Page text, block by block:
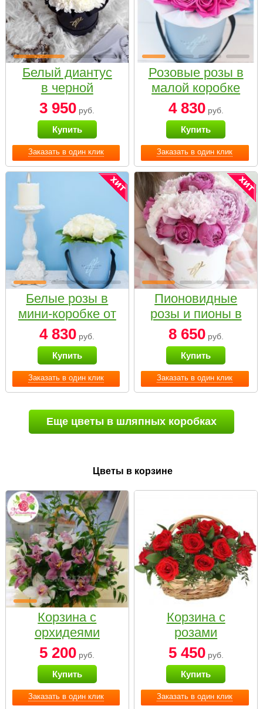
Заказать в один клик
Белый диантус
в черной
коробке Small
3 950 руб.
Купить
Заказать в один клик
Розовые розы в
малой коробке
4 830руб.
Купить
Заказать в один клик
Белые розы в
мини-коробке от
Bella Fiori
4 830 руб.
Купить
Заказать в один клик
Пионовидные
розы и пионы в
белой коробке
Small
8 650руб.
Купить
Еще цветы в шляпных коробках
Цветы в корзине
Заказать в один клик
Корзина с
орхидеями
малая
5 200 руб.
Купить
Заказать в один клик
Корзина с
розами
«Красный
Париж»
5 450руб.
Купить